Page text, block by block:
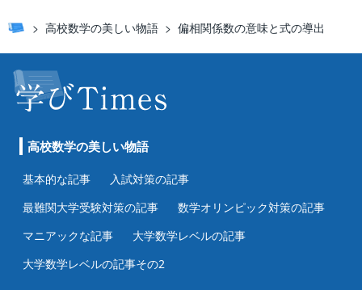
高校数学の美しい物語 偏相関係数の意味と式の導出
高校数学の美しい物語
基本的な記事
入試対策の記事
最難関大学受験対策の記事
数学オリンピック対策の記事
マニアックな記事
大学数学レベルの記事
大学数学レベルの記事その2